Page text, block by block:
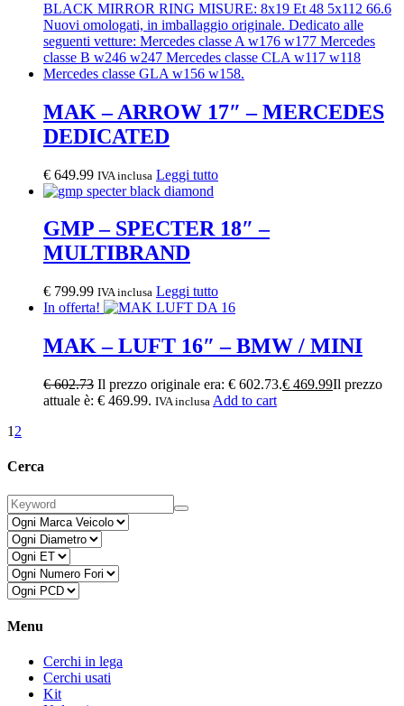
MAK – ARROW 17″ – MERCEDES
DEDICATED
€ 649.99 IVA inclusa Leggi tutto
GMP – SPECTER 18″ –
MULTIBRAND
€ 799.99 IVA inclusa Leggi tutto
In offerta!
MAK – LUFT 16″ – BMW / MINI
€602.73 Il prezzo originale era: € 602.73.€ 469.99Il prezzo
attuale è: € 469.99. IVA inclusa Add to cart
1 2
Cerca
Menu
Cerchi in lega
Cerchi usati
Kit